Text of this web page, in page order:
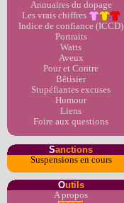
Annuaires du dopage
Les vrais chiffres
Indice de confiance (ICCD)
Portraits
Watts
Aveux
Pour et Contre
Bêtisier
Stupéfiantes excuses
Humour
Liens
Foire aux questions
Sanctions
Suspensions en cours
Outils
A propos